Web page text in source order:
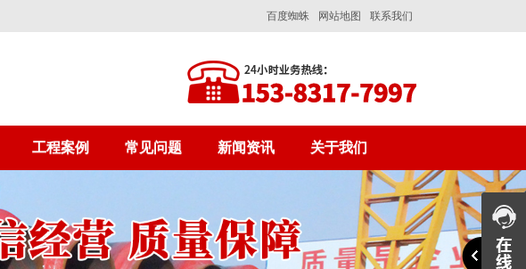
联系我们
网站地图
百度蜘蛛
工程案例 常见问题 新闻资讯 关于我们